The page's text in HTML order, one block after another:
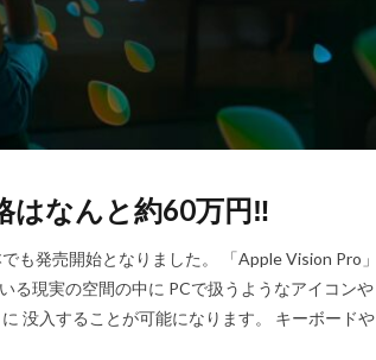
はなんと約60万円‼️
も発売開始となりました。 「Apple Vision Pro」
る現実の空間の中に PCで扱うようなアイコンや
没入することが可能になります。 キーボードや